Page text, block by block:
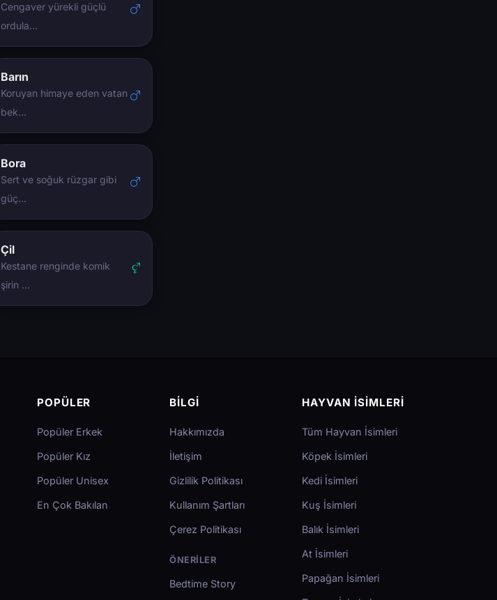
Cengaver yürekli güçlü
ordula…
Barın
Koruyan himaye eden vatan
bek…
Bora
Sert ve soğuk rüzgar gibi
güç…
Çil
Kestane renginde komik
şirin …
POPÜLER
Popüler Erkek
Popüler Kız
Popüler Unisex
En Çok Bakılan
BILGI
Hakkımızda
İletişim
Gizlilik Politikası
Kullanım Şartları
Çerez Politikası
ÖNERILER
Bedtime Story
HAYVAN İSIMLERI
Tüm Hayvan İsimleri
Köpek İsimleri
Kedi İsimleri
Kuş İsimleri
Balık İsimleri
At İsimleri
Papağan İsimleri